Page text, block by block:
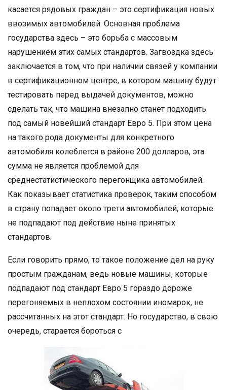
касается рядовых граждан – это сертификация новых
ввозимых автомобилей. Основная проблема
государства здесь – это борьба с массовым
нарушением этих самых стандартов. Загвоздка здесь
заключается в том, что при наличии связей у компании
в сертификационном центре, в котором машину будут
тестировать перед выдачей документов, можно
сделать так, что машина внезапно станет подходить
под самый новейший стандарт Евро 5. При этом цена
на такого рода документы для конкретного
автомобиля колеблется в районе 200 долларов, эта
сумма не является проблемой для
среднестатистического перегонщика автомобилей.
Как показывает статистика проверок, таким способом
в страну попадает около трети автомобилей, которые
не подпадают под действие ныне принятых
стандартов.
Если говорить прямо, то такое положение дел на руку
простым гражданам, ведь новые машины, которые
подпадают под стандарт Евро 5 гораздо дороже
перегоняемых в неплохом состоянии иномарок, не
рассчитанных на этот стандарт. Но государство, в свою
очередь, старается бороться с